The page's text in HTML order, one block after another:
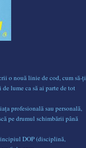
o nouă linie de cod, cum să-ți
lume ca să ai parte de tot
profesională sau personală,
pe drumul schimbării până
DOP (disciplină,